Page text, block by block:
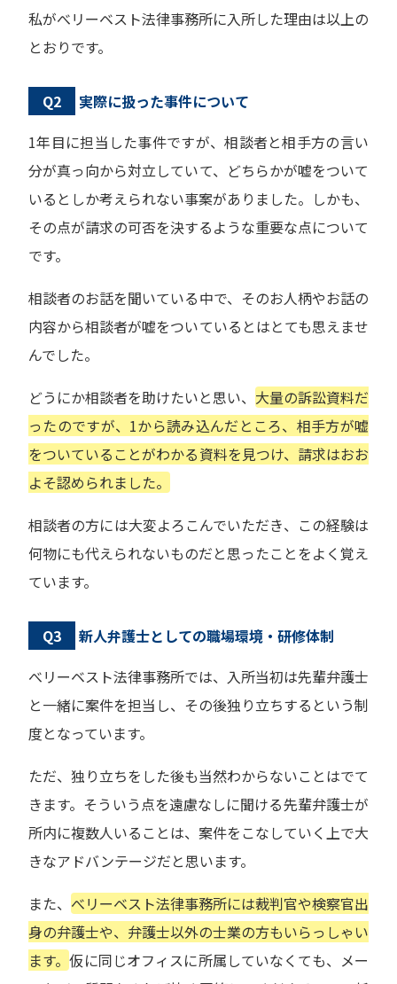
私がべリーベスト法律事務所に入所した理由は以上の
とおりです。
Q2
実際に扱った事件について
1年目に担当した事件ですが、相談者と相手方の言い
分が真っ向から対立していて、どちらかが嘘をついて
いるとしか考えられない事案がありました。しかも、
その点が請求の可否を決するような重要な点について
です。
相談者のお話を聞いている中で、そのお人柄やお話の
内容から相談者が嘘をついているとはとても思えませ
んでした。
どうにか相談者を助けたいと思い、 大量の訴訟資料だ
ったのですが、1から読み込んだところ、相手方が嘘
をついていることがわかる資料を見つけ、請求はおお
よそ認められました。
相談者の方には大変よろこんでいただき、この経験は
何物にも代えられないものだと思ったことをよく覚え
ています。
Q3
新人弁護士としての職場環境・研修体制
べリーベスト法律事務所では、入所当初は先輩弁護士
と一緒に案件を担当し、その後独り立ちするという制
度となっています。
ただ、独り立ちをした後も当然わからないことはでて
きます。そういう点を遠慮なしに聞ける先輩弁護士が
所内に複数人いることは、案件をこなしていく上で大
きなアドバンテージだと思います。
また、 べリーベスト法律事務所には裁判官や検察官出
身の弁護士や、弁護士以外の士業の方もいらっしゃい
ます。仮に同じオフィスに所属していなくても、メー